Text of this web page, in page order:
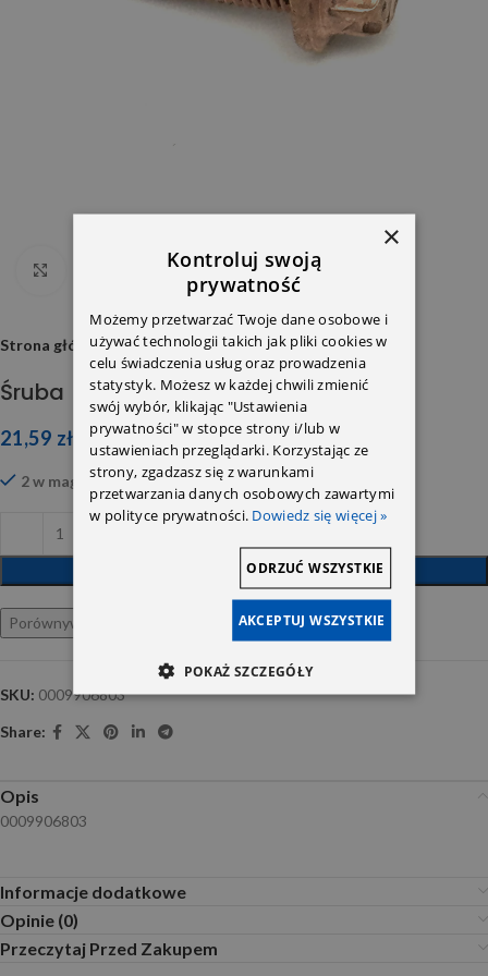
Click to enlarge
Strona główna
Śruba
21,59 zł
2 w magazynie
DODAJ DO KOSZYKA
Porównywarka
SKU: 0009906803
Share:
Opis
0009906803
Informacje dodatkowe
Opinie (0)
Przeczytaj Przed Zakupem
×
Kontroluj swoją
prywatność
Możemy przetwarzać Twoje dane osobowe i
używać technologii takich jak pliki cookies w
celu świadczenia usług oraz prowadzenia
statystyk. Możesz w każdej chwili zmienić
swój wybór, klikając "Ustawienia
prywatności" w stopce strony i/lub w
ustawieniach przeglądarki. Korzystając ze
strony, zgadzasz się z warunkami
przetwarzania danych osobowych zawartymi
w polityce prywatności. Dowiedz się więcej »
AKCEPTUJ WSZYSTKIE
ODRZUĆ WSZYSTKIE
POKAŻ SZCZEGÓŁY